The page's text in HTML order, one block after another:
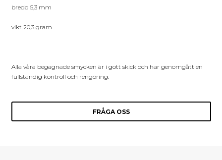
bredd 5,3 mm
vikt 20,3 gram
Alla våra begagnade smycken är i gott skick och har genomgått en
fullständig kontroll och rengöring.
FRÅGA OSS